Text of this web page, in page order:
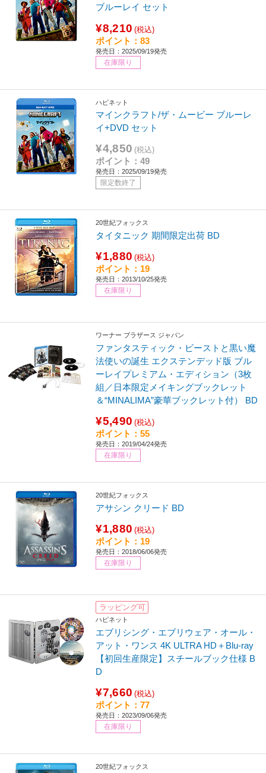
ブルーレイ セット
¥8,210 (税込)
ポイント：83
発売日：2025/09/19発売
在庫限り
ハピネット
マインクラフト/ザ・ムービー ブルーレ
イ+DVD セット
¥4,850 (税込)
ポイント：49
発売日：2025/09/19発売
限定数終了
20世紀フォックス
タイタニック 期間限定出荷 BD
¥1,880 (税込)
ポイント：19
発売日：2013/10/25発売
在庫限り
ワーナー ブラザース ジャパン
ファンタスティック・ビーストと黒い魔
法使いの誕生 エクステンデッド版 ブル
ーレイプレミアム・エディション（3枚
組／日本限定メイキングブックレット
＆“MINALIMA”豪華ブックレット付） BD
¥5,490 (税込)
ポイント：55
発売日：2019/04/24発売
在庫限り
20世紀フォックス
アサシン クリード BD
¥1,880 (税込)
ポイント：19
発売日：2018/06/06発売
在庫限り
ラッピング可
ハピネット
エブリシング・エブリウェア・オール・
アット・ワンス 4K ULTRA HD＋Blu-ray
【初回生産限定】スチールブック仕様 B
D
¥7,660 (税込)
ポイント：77
発売日：2023/09/06発売
在庫限り
20世紀フォックス